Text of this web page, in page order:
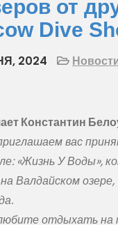
от
Dive
2024
Константин
вас
«Жизнь У Воды»,
Валдайском озере,
отдыхать на